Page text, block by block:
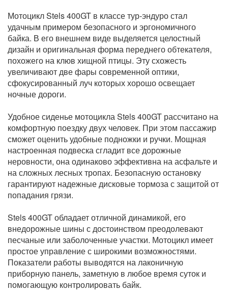
Мотоцикл Stels 400GT в классе тур-эндуро стал
удачным примером безопасного и эргономичного
байка. В его внешнем виде выделяется целостный
дизайн и оригинальная форма переднего обтекателя,
похожего на клюв хищной птицы. Эту схожесть
увеличивают две фары современной оптики,
сфокусированный луч которых хорошо освещает
ночные дороги.
Удобное сиденье мотоцикла Stels 400GT рассчитано на
комфортную поездку двух человек. При этом пассажир
сможет оценить удобные подножки и ручки. Мощная
настроенная подвеска сгладит все дорожные
неровности, она одинаково эффективна на асфальте и
на сложных лесных тропах. Безопасную остановку
гарантируют надежные дисковые тормоза с защитой от
попадания грязи.
Stels 400GT обладает отличной динамикой, его
внедорожные шины с достоинством преодолевают
песчаные или заболоченные участки. Мотоцикл имеет
простое управление с широкими возможностями.
Показатели работы выводятся на лаконичную
приборную панель, заметную в любое время суток и
помогающую контролировать байк.